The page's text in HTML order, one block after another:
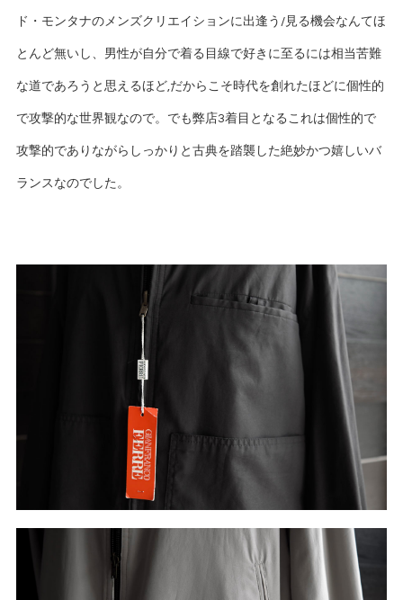
ド・モンタナのメンズクリエイションに出逢う/見る機会なんてほ
とんど無いし、男性が自分で着る目線で好きに至るには相当苦難
な道であろうと思えるほど,だからこそ時代を創れたほどに個性的
で攻撃的な世界観なので。でも弊店3着目となるこれは個性的で
攻撃的でありながらしっかりと古典を踏襲した絶妙かつ嬉しいバ
ランスなのでした。